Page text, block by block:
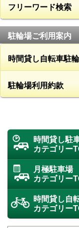
フリーワード検索
駐輪場ご利用案内
時間貸し自転車駐
駐輪場利用約款
時間貸し駐
カテゴリー
月極駐車場
カテゴリー
時間貸し自
カテゴリー